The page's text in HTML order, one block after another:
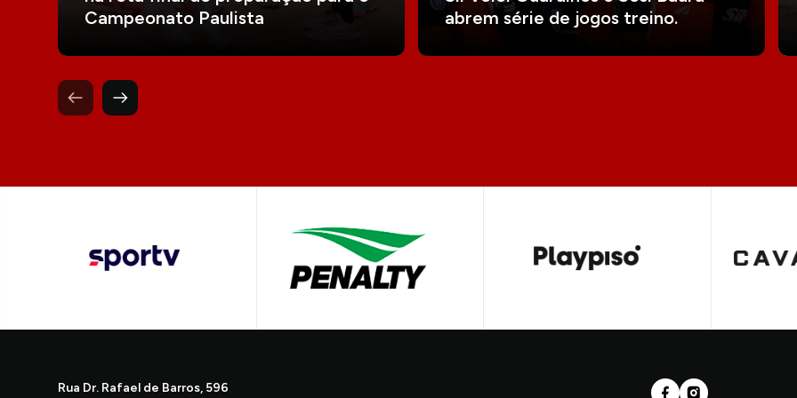
Campeonato Paulista
abrem série de jogos treino.
Rua Dr. Rafael de Barros, 596